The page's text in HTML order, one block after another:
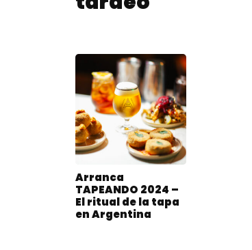
Arranca
TAPEANDO 2024 –
El ritual de la tapa
en Argentina